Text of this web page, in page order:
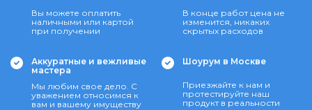
Вы можете оплатить
наличными или картой
при получении
В конце работ цена не
изменится, никаких
скрытых расходов
Аккуратные и вежливые
мастера
Мы любим свое дело. С
уважением относимся к
вам и вашему имуществу
Шоурум в Москве
Приезжайте к нам и
протестируйте наш
продукт в реальности